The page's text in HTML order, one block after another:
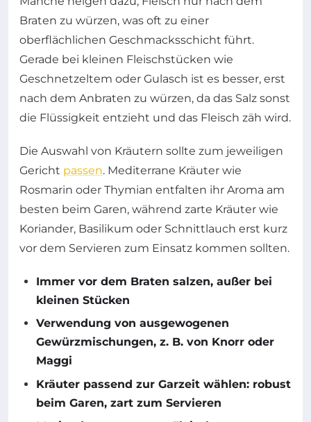
Braten zu würzen, was oft zu einer
oberflächlichen Geschmacksschicht führt.
Gerade bei kleinen Fleischstücken wie
Geschnetzeltem oder Gulasch ist es besser, erst
nach dem Anbraten zu würzen, da das Salz sonst
die Flüssigkeit entzieht und das Fleisch zäh wird.
Die Auswahl von Kräutern sollte zum jeweiligen
Gericht passen. Mediterrane Kräuter wie
Rosmarin oder Thymian entfalten ihr Aroma am
besten beim Garen, während zarte Kräuter wie
Koriander, Basilikum oder Schnittlauch erst kurz
vor dem Servieren zum Einsatz kommen sollten.
Immer vor dem Braten salzen, außer bei
kleinen Stücken
Verwendung von ausgewogenen
Gewürzmischungen, z. B. von Knorr oder
Maggi
Kräuter passend zur Garzeit wählen: robust
beim Garen, zart zum Servieren